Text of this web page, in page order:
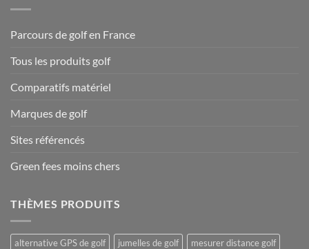
Parcours de golf en France
Tous les produits golf
Comparatifs matériel
Marques de golf
Sites référencés
Green fees moins chers
THÈMES PRODUITS
alternative GPS de golf jumelles de golf
mesurer distance golf